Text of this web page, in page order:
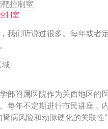
制室
我们听说过很多。每年或者
部附属医院作为关西地区的
每年不定期进行市民讲座，
病风险和动脉硬化的关联性”